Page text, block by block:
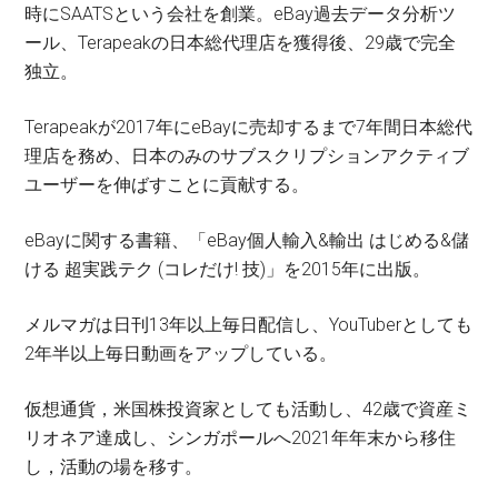
時にSAATSという会社を創業。eBay過去データ分析ツ
ール、Terapeakの日本総代理店を獲得後、29歳で完全
独立。
Terapeakが2017年にeBayに売却するまで7年間日本総代
理店を務め、日本のみのサブスクリプションアクティブ
ユーザーを伸ばすことに貢献する。
eBayに関する書籍、「eBay個人輸入&輸出 はじめる&儲
ける 超実践テク (コレだけ! 技)」を2015年に出版。
メルマガは日刊13年以上毎日配信し、YouTuberとしても
2年半以上毎日動画をアップしている。
仮想通貨，米国株投資家としても活動し、42歳で資産ミ
リオネア達成し、シンガポールへ2021年年末から移住
し，活動の場を移す。